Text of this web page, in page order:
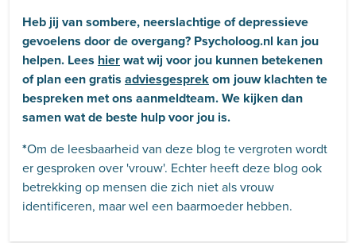
Heb jij van sombere, neerslachtige of depressieve
gevoelens door de overgang? Psycholoog.nl kan jou
helpen. Lees hierwat wij voor jou kunnen betekenen
of plan een gratis adviesgesprekom jouw klachten te
bespreken met ons aanmeldteam. We kijken dan
samen wat de beste hulp voor jou is.
*Om de leesbaarheid van deze blog te vergroten wordt
er gesproken over 'vrouw'. Echter heeft deze blog ook
betrekking op mensen die zich niet als vrouw
identificeren, maar wel een baarmoeder hebben.